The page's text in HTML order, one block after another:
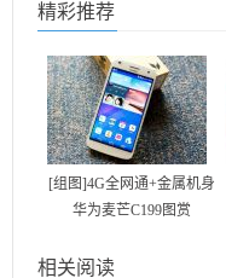
精彩推荐
[组图]4G全网通+金属机身
华为麦芒C199图赏
相关阅读